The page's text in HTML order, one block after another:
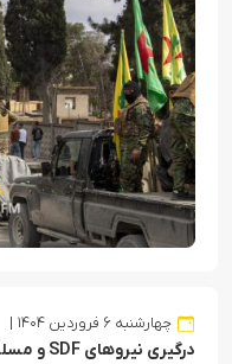
چهارشنبه ۶ فروردین ۱۴۰۴
درگیری نیروهای SDF و مسلحین تحت حمایت ترکیه در حلب